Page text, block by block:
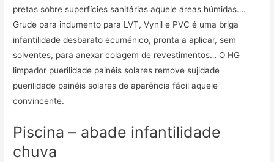
pretas sobre superfícies sanitárias aquele áreas húmidas….
Grude para indumento para LVT, Vynil e PVC é uma briga
infantilidade desbarato ecuménico, pronta a aplicar, sem
solventes, para anexar colagem de revestimentos… O HG
limpador puerilidade painéis solares remove sujidade
puerilidade painéis solares de aparência fácil aquele
convincente.
Piscina – abade infantilidade
chuva